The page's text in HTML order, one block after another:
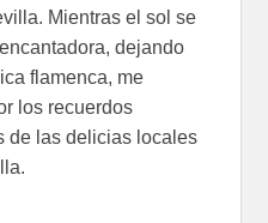
Mientras el sol se
dejando
flamenca, me
los recuerdos
de las delicias locales